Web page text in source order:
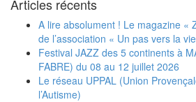
Articles récents
A lire absolument ! Le magazine «
de l’association « Un pas vers la
Festival JAZZ des 5 continents à
FABRE) du 08 au 12 juillet 2026
Le réseau UPPAL (Union
l’Autisme)